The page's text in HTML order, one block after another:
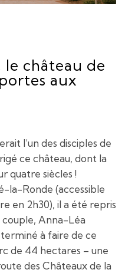
château de
aux
l’un des disciples de
ce château, dont la
quatre siècles !
la-Ronde (accessible
en 2h30), il a été repris
couple, Anna-Léa
à faire de ce
de 44 hectares – une
des Châteaux de la